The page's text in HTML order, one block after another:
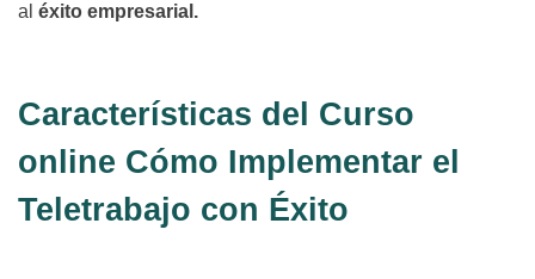
al éxito empresarial.
Características del Curso
online Cómo Implementar el
Teletrabajo con Éxito